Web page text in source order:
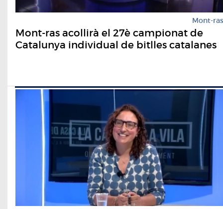
Mont-ras
Mont-ras acollirà el 27è campionat de
Catalunya individual de bitlles catalanes